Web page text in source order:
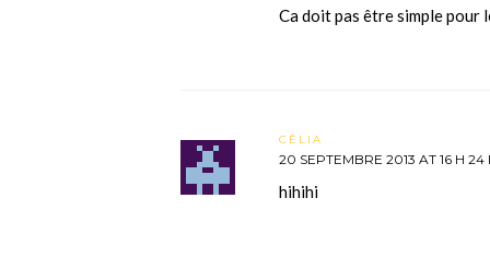
Ca doit pas être simple pour
CÉLIA
20 SEPTEMBRE 2013 AT 16 H 24
hihihi